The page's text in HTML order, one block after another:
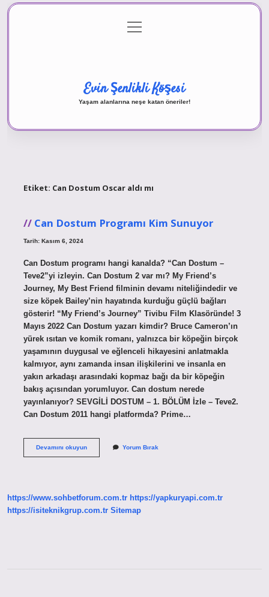
Gizlilik Politikası
menüyü
aç
Evin Şenlikli Köşesi
Yaşam alanlarına neşe katan öneriler!
Etiket: Can Dostum Oscar aldı mı
Can Dostum Programı Kim Sunuyor
Tarih: Kasım 6, 2024
Can Dostum programı hangi kanalda? “Can Dostum –
Teve2”yi izleyin. Can Dostum 2 var mı? My Friend’s
Journey, My Best Friend filminin devamı niteliğindedir ve
size köpek Bailey’nin hayatında kurduğu güçlü bağları
gösterir! “My Friend’s Journey” Tivibu Film Klasöründe! 3
Mayıs 2022 Can Dostum yazarı kimdir? Bruce Cameron’ın
yürek ısıtan ve komik romanı, yalnızca bir köpeğin birçok
yaşamının duygusal ve eğlenceli hikayesini anlatmakla
kalmıyor, aynı zamanda insan ilişkilerini ve insanla en
yakın arkadaşı arasındaki kopmaz bağı da bir köpeğin
bakış açısından yorumluyor. Can dostum nerede
yayınlanıyor? SEVGİLİ DOSTUM – 1. BÖLÜM İzle – Teve2.
Can Dostum 2011 hangi platformda? Prime…
Devamını okuyunCan
Yorum Bırak
https://www.sohbetforum.com.tr https://yapkuryapi.com.tr
https://isiteknikgrup.com.tr Sitemap